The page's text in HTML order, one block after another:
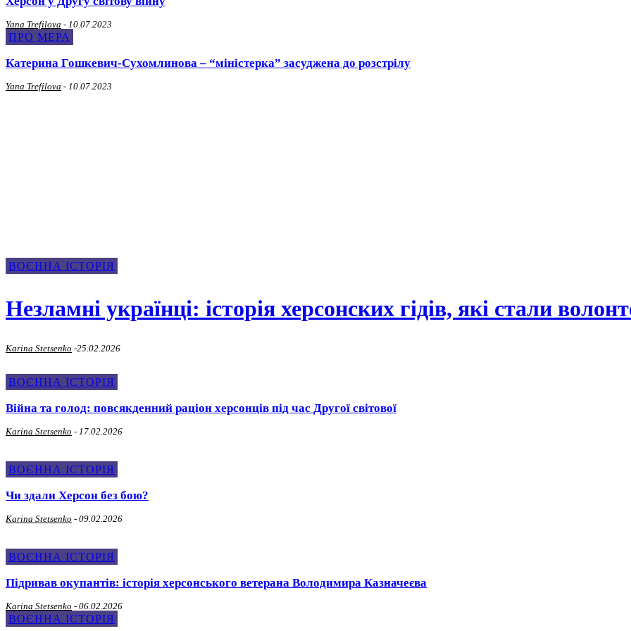
Yana Trefilova - 10.07.2023
ПРО МЕРА
Катерина Гошкевич-Сухомлинова – “міністерка” засуджена до розстрілу
Yana Trefilova - 10.07.2023
ВОЄННА ІСТОРІЯ
Незламні українці: історія херсонских гідів, які стали
Karina Stetsenko -25.02.2026
ВОЄННА ІСТОРІЯ
Війна та голод: повсякденний раціон херсонців під час Другої світової
Karina Stetsenko - 17.02.2026
ВОЄННА ІСТОРІЯ
Чи здали Херсон без бою?
Karina Stetsenko - 09.02.2026
ВОЄННА ІСТОРІЯ
Підривав окупантів: історія херсонського ветерана Володимира Казначеєва
Karina Stetsenko - 06.02.2026
ВОЄННА ІСТОРІЯ